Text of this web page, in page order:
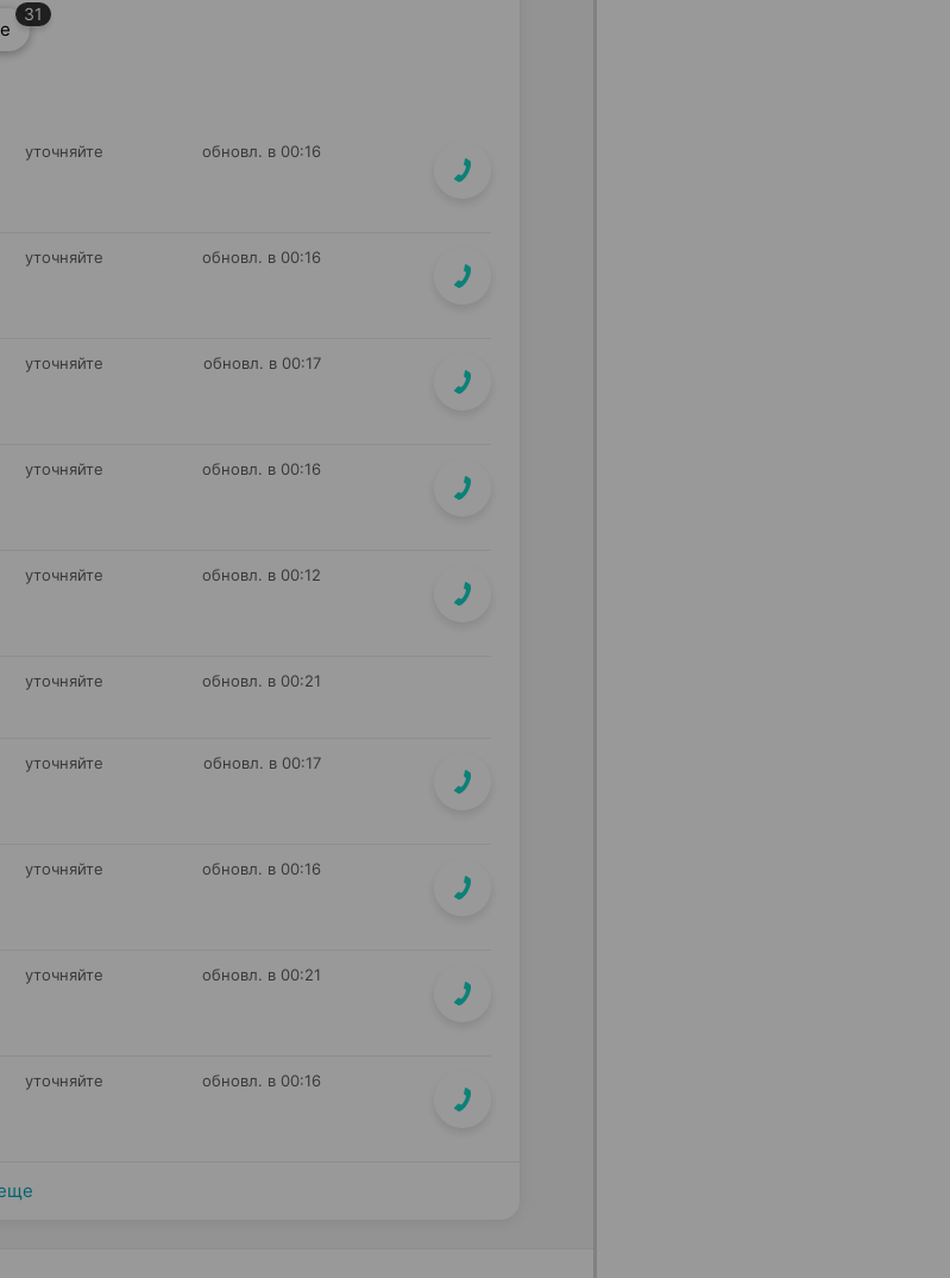
31
уточняйте обновл. в 00:16
уточняйте обновл. в 00:16
уточняйте обновл. в 00:17
уточняйте обновл. в 00:16
уточняйте обновл. в 00:12
уточняйте обновл. в 00:21
уточняйте обновл. в 00:17
уточняйте обновл. в 00:16
уточняйте обновл. в 00:21
уточняйте обновл. в 00:16